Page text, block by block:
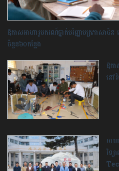
ឱកាស​អាហារូបករណ៍ថ្នាក់បរិញ្ញាបត្រភាសាចិ
ចំនួន៦០កន្លែង
ឱក
នៅវិ
អា
វិទ្